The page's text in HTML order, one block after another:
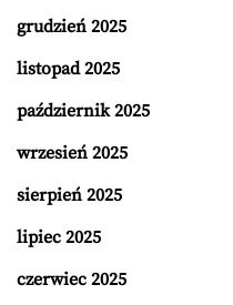
grudzień 2025
listopad 2025
październik 2025
wrzesień 2025
sierpień 2025
lipiec 2025
czerwiec 2025